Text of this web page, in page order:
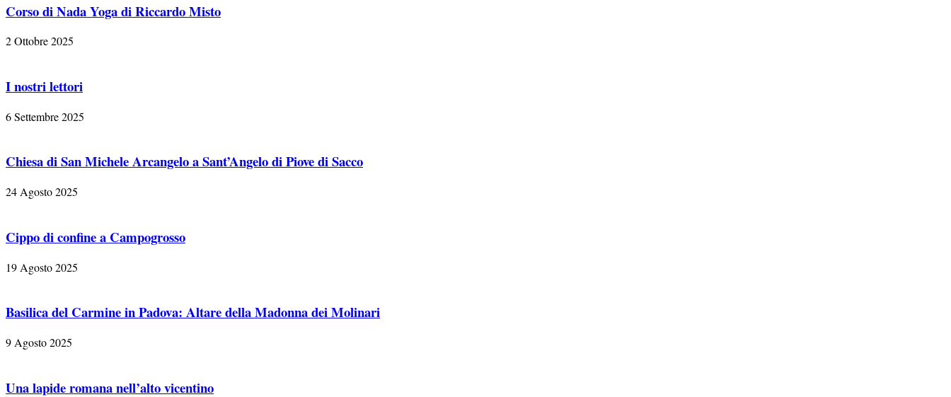
Corso di Nada Yoga di Riccardo Misto
2 Ottobre 2025
I nostri lettori
6 Settembre 2025
Chiesa di San Michele Arcangelo a Sant’Angelo di Piove di Sacco
24 Agosto 2025
Cippo di confine a Campogrosso
19 Agosto 2025
Basilica del Carmine in Padova: Altare della Madonna dei Molinari
9 Agosto 2025
Una lapide romana nell’alto vicentino